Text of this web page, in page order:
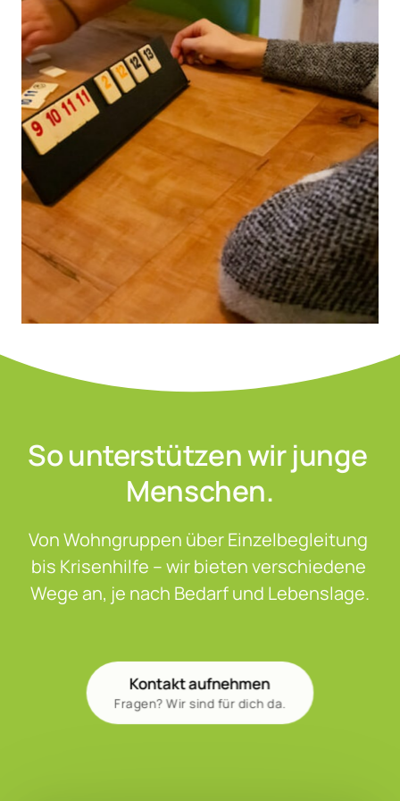
So unterstützen wir junge
Menschen.
Von Wohngruppen über Einzelbegleitung
bis Krisenhilfe – wir bieten verschiedene
Wege an, je nach Bedarf und Lebenslage.
Kontakt aufnehmen
Fragen? Wir sind für dich da.